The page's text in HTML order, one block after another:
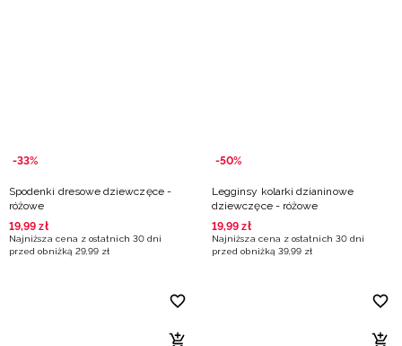
-33%
Spodenki dresowe dziewczęce -
różowe
19,99 zł
Najniższa cena z ostatnich 30 dni
przed obniżką 29,99 zł
-50%
Legginsy kolarki dzianinowe
dziewczęce - różowe
19,99 zł
Najniższa cena z ostatnich 30 dni
przed obniżką 39,99 zł